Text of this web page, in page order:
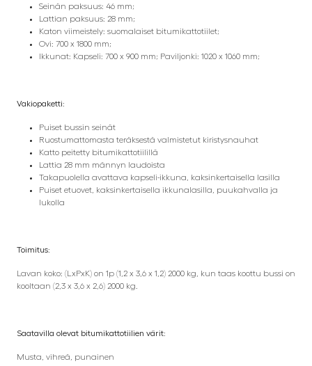
Seinän paksuus: 46 mm;
Lattian paksuus: 28 mm;
Katon viimeistely: suomalaiset bitumikattotiilet;
Ovi: 700 x 1800 mm;
Ikkunat: Kapseli: 700 x 900 mm; Paviljonki: 1020 x 1060 mm;
Vakiopaketti:
Puiset bussin seinät
Ruostumattomasta teräksestä valmistetut kiristysnauhat
Katto peitetty bitumikattotiilillä
Lattia 28 mm männyn laudoista
Takapuolella avattava kapseli-ikkuna, kaksinkertaisella lasilla
Puiset etuovet, kaksinkertaisella ikkunalasilla, puukahvalla ja
lukolla
Toimitus:
Lavan koko: (LxPxK) on 1p (1,2 x 3,6 x 1,2) 2000 kg, kun taas koottu bussi on
kooltaan (2,3 x 3,6 x 2,6) 2000 kg.
Saatavilla olevat bitumikattotiilien värit:
Musta, vihreä, punainen